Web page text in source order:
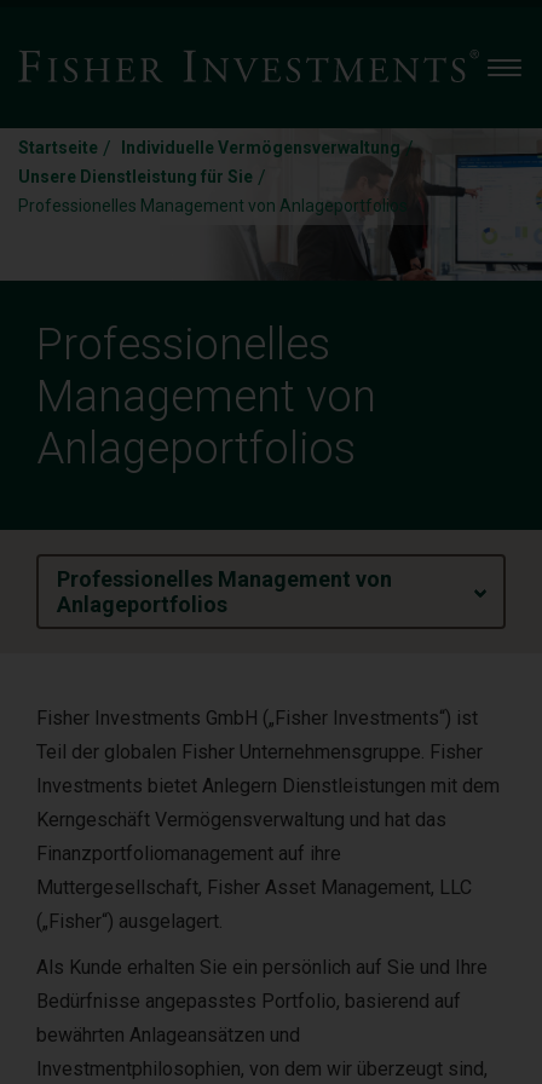
Startseite / Individuelle Vermögensverwaltung /
Unsere Dienstleistung für Sie /
Professionelles Management von Anlageportfolios
Professionelles
Management von
Anlageportfolios
Professionelles Management von
Anlageportfolios
Fisher Investments GmbH („Fisher Investments“) ist
Teil der globalen Fisher Unternehmensgruppe. Fisher
Investments bietet Anlegern Dienstleistungen mit dem
Kerngeschäft Vermögensverwaltung und hat das
Finanzportfoliomanagement auf ihre
Muttergesellschaft, Fisher Asset Management, LLC
(„Fisher“) ausgelagert.
Als Kunde erhalten Sie ein persönlich auf Sie und Ihre
Bedürfnisse angepasstes Portfolio, basierend auf
bewährten Anlageansätzen und
Investmentphilosophien, von dem wir überzeugt sind,